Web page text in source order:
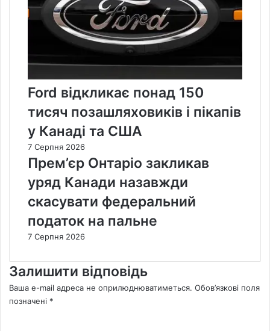
Ford відкликає понад 150
тисяч позашляховиків і пікапів
у Канаді та США
7 Серпня 2026
Прем’єр Онтаріо закликав
уряд Канади назавжди
скасувати федеральний
податок на пальне
7 Серпня 2026
Залишити відповідь
Ваша e-mail адреса не оприлюднюватиметься. Обов’язкові поля
позначені *